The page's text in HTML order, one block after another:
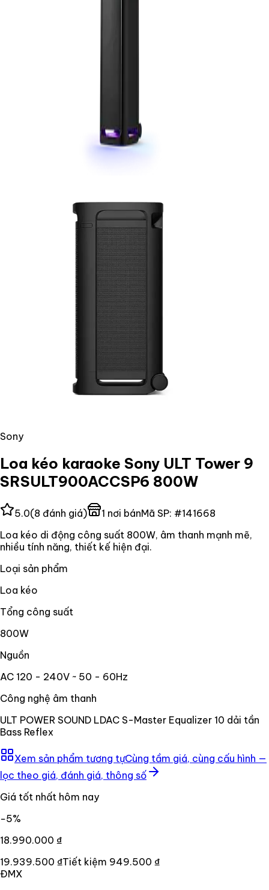
Sony
Loa kéo karaoke Sony ULT Tower 9
SRSULT900ACCSP6 800W
5.0(8 đánh giá) 1 nơi bánMã SP: #141668
Loa kéo di động công suất 800W, âm thanh mạnh mẽ,
nhiều tính năng, thiết kế hiện đại.
Loại sản phẩm
Loa kéo
Tổng công suất
800W
Nguồn
AC 120 - 240V ~ 50 - 60Hz
Công nghệ âm thanh
ULT POWER SOUND LDAC S-Master Equalizer 10 dải tần
Bass Reflex
Xem sản phẩm tương tựCùng tầm giá, cùng cấu hình —
lọc theo giá, đánh giá, thông số
Giá tốt nhất hôm nay
−5%
18.990.000 ₫
19.939.500 ₫Tiết kiệm 949.500 ₫
ĐMX